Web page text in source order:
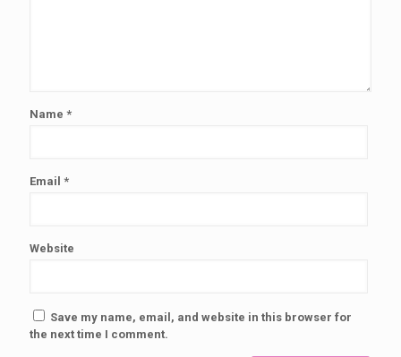
Name *
Email *
Website
Save my name, email, and website in this browser for
the next time I comment.